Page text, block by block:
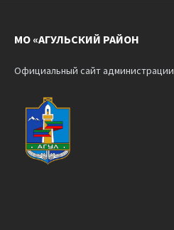
МО «АГУЛЬСКИЙ РАЙОН
Официальный сайт администрации